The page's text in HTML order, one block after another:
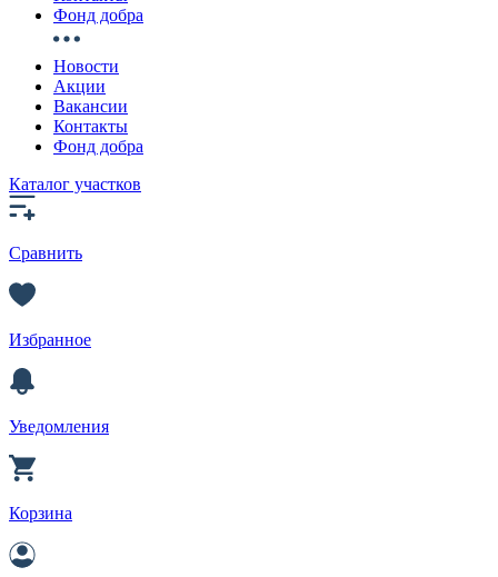
Фонд добра
Новости
Акции
Вакансии
Контакты
Фонд добра
Каталог участков
Сравнить
Избранное
Уведомления
Корзина